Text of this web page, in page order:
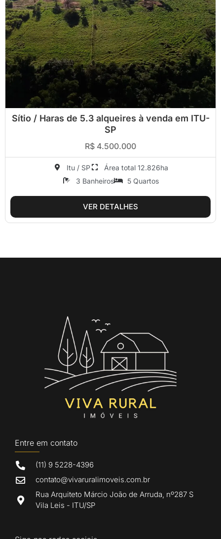
Sítio / Haras de 5.3 alqueires à venda em ITU-
SP
R$ 4.500.000
Itu / SP
Área total 12.826ha
3 Banheiros
5 Quartos
VER DETALHES
Entre em contato
(11) 9 5228-4396
contato@vivaruralimoveis.com.br
Rua Arquiteto Márcio João de Arruda, nº287 S
Vila Leis - ITU/SP